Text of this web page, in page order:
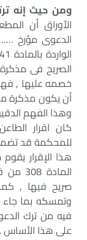
ومن حيث إنه
الأوراق أن
الدعوى مؤرخ
الصريح فى
خصمه عليها ,
أن يكون مذكرة
وهذا الفهم
كان اقرار
للمحكمة قد
هذا الإقرار
صريح فيها ,
وتمسكه بما جاء
فيه من ترك
على هذا الأساس .